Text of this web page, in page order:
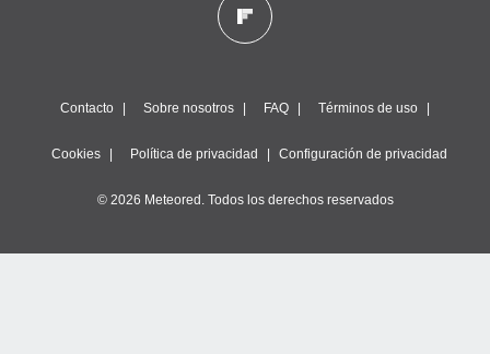
Contacto Sobre nosotros FAQ Términos de uso
Cookies Política de privacidad Configuración de privacidad
© 2026 Meteored. Todos los derechos reservados